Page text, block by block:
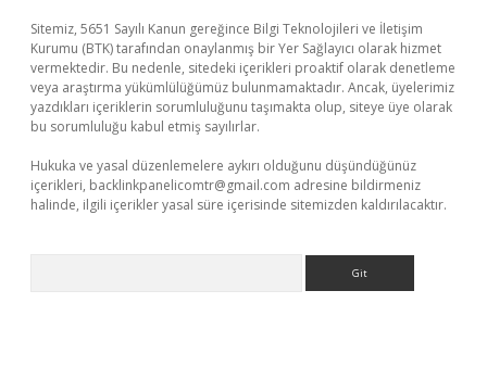
Sitemiz, 5651 Sayılı Kanun gereğince Bilgi Teknolojileri ve İletişim
Kurumu (BTK) tarafından onaylanmış bir Yer Sağlayıcı olarak hizmet
vermektedir. Bu nedenle, sitedeki içerikleri proaktif olarak denetleme
veya araştırma yükümlülüğümüz bulunmamaktadır. Ancak, üyelerimiz
yazdıkları içeriklerin sorumluluğunu taşımakta olup, siteye üye olarak
bu sorumluluğu kabul etmiş sayılırlar.
Hukuka ve yasal düzenlemelere aykırı olduğunu düşündüğünüz
içerikleri, backlinkpanelicomtr@gmail.com adresine bildirmeniz
halinde, ilgili içerikler yasal süre içerisinde sitemizden kaldırılacaktır.